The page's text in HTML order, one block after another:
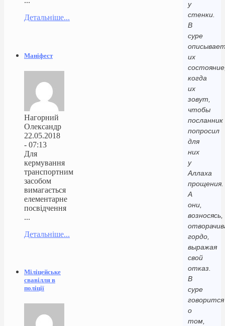
у
стенки.
В
суре
их
когда
их
зовут,
чтобы
посланник
попросил
для
них
у
Аллаха
прощения.
А
они,
возносясь,
гордо,
выражая
свой
отказ.
В
суре
говорится
о
том,
Детальніше...
Маніфест
Нагорний
Олександр
22.05.2018
- 07:13
Для
кермування
транспортним
засобом
вимагається
елементарне
посвідчення
...
Детальніше...
Міліцейське
свавілля в
поліції